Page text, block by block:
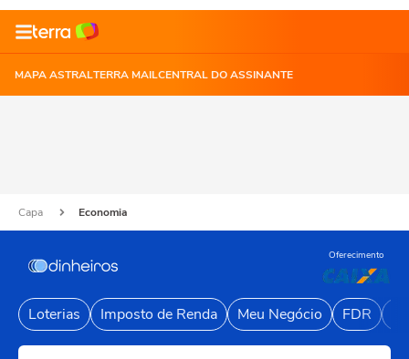
MAPA ASTRALTERRA MAILCENTRAL DO ASSINANTE
Capa Economia
Oferecimento
Loterias Imposto de Renda Meu Negócio FDR